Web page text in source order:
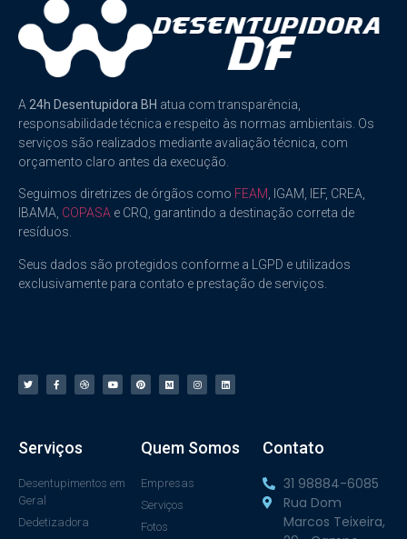
A 24h Desentupidora BH atua com transparência,
responsabilidade técnica e respeito às normas ambientais. Os
serviços são realizados mediante avaliação técnica, com
orçamento claro antes da execução.
Seguimos diretrizes de órgãos como FEAM , IGAM, IEF, CREA,
IBAMA, COPASA e CRQ, garantindo a destinação correta de
resíduos.
Seus dados são protegidos conforme a LGPD e utilizados
exclusivamente para contato e prestação de serviços.
Serviços
Desentupimentos em
Geral
Dedetizadora
Quem Somos
Empresas
Serviços
Fotos
Contato
31 98884-6085
Rua Dom
Marcos Teixeira,